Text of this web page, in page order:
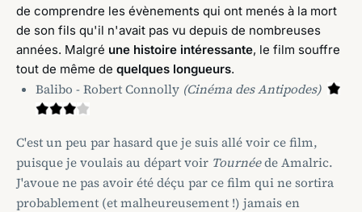
de comprendre les évènements qui ont menés à la mort
de son fils qu'il n'avait pas vu depuis de nombreuses
années. Malgré une histoire intéressante, le film souffre
tout de même de quelques longueurs.
Balibo - Robert Connolly (Cinéma des Antipodes)
C'est un peu par hasard que je suis allé voir ce film,
puisque je voulais au départ voir Tournéede Amalric.
J'avoue ne pas avoir été déçu par ce film qui ne sortira
probablement (et malheureusement !) jamais en